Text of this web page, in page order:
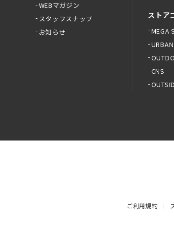
WEBマガジン
スタッフスナップ
お知らせ
ストア
MEGA
CNS
ご利用規約